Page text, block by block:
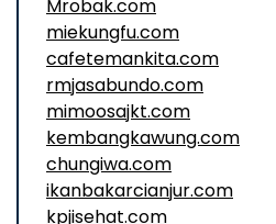
Mrobak.com
miekungfu.com
cafetemankita.com
rmjasabundo.com
mimoosajkt.com
kembangkawung.com
chungiwa.com
ikanbakarcianjur.com
kpjisehat.com